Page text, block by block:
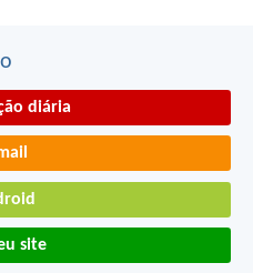
diária
site